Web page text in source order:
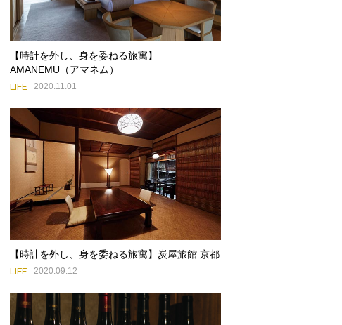
【時計を外し、身を委ねる旅寓】
AMANEMU（アマネム）
LIFE 2020.11.01
【時計を外し、身を委ねる旅寓】炭屋旅館 京都
LIFE 2020.09.12